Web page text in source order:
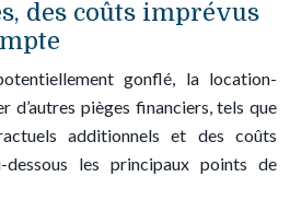
des coûts imprévus
gonflé, la location-
d’autres pièges financiers, tels que
additionnels et des coûts
dessous les principaux points de